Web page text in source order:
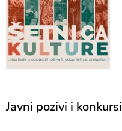
Javni pozivi i konkursi